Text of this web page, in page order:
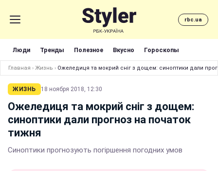
rbc.ua
Люди Тренды Полезное Вкусно Гороскопы
Главная › Жизнь › Ожеледиця та мокрий сніг з дощем: синоптики дали
ЖИЗНЬ 18 ноября 2018, 12:30
Ожеледиця та мокрий сніг з дощем:
синоптики дали прогноз на початок
тижня
Синоптики прогнозують погіршення погодних умов